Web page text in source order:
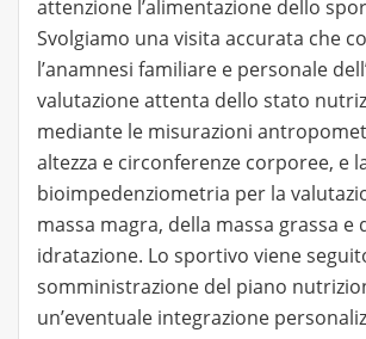
attenzione l’alimentazione dello
Svolgiamo una visita accurata che
l’anamnesi familiare e personale
valutazione attenta dello stato
mediante le misurazioni
altezza e circonferenze corporee, e
bioimpedenziometria per la
massa magra, della massa grassa e
idratazione. Lo sportivo viene
somministrazione del piano
un’eventuale integrazione